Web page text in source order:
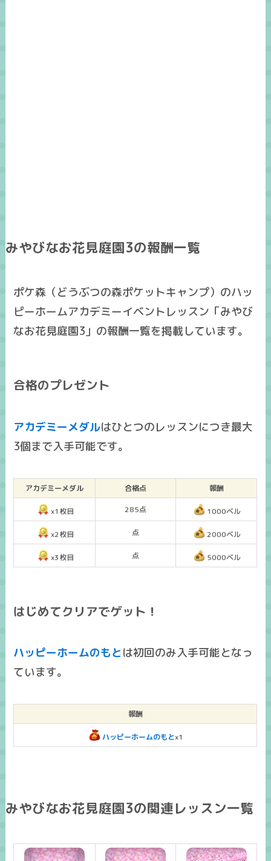
みやびなお花見庭園3の報酬一覧
ポケ森（どうぶつの森ポケットキャンプ）のハッ
ピーホームアカデミーイベントレッスン「みやび
なお花見庭園3」の報酬一覧を掲載しています。
合格のプレゼント
アカデミーメダルはひとつのレッスンにつき最大
3個まで入手可能です。
アカデミーメダル 合格点 報酬
x1枚目 285点 1000ベル
x2枚目 点 2000ベル
x3枚目 点 5000ベル
はじめてクリアでゲット！
ハッピーホームのもと は初回のみ入手可能となっ
ています。
報酬
ハッピーホームのもとx1
みやびなお花見庭園3の関連レッスン一覧